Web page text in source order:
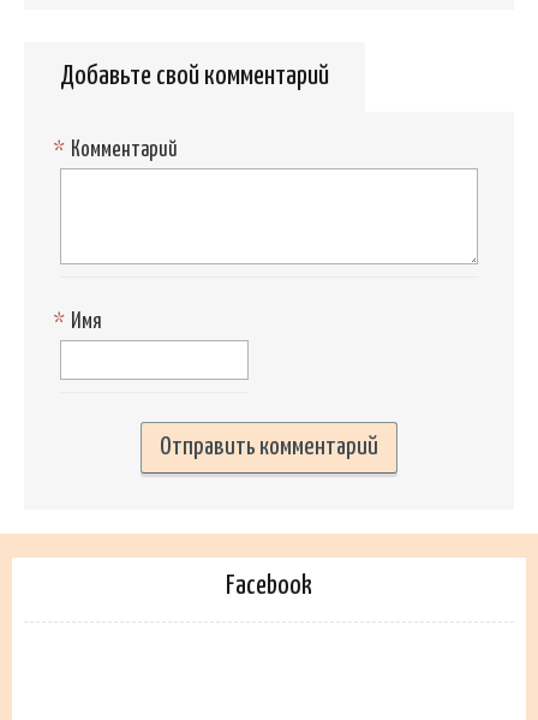
Добавьте свой комментарий
Комментарий
*
Имя
*
Facebook